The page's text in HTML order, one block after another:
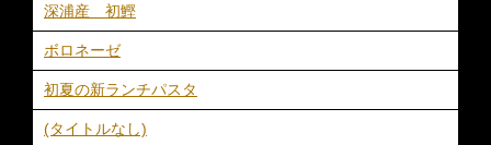
深浦産 初鰹
ボロネーゼ
初夏の新ランチパスタ
(タイトルなし)